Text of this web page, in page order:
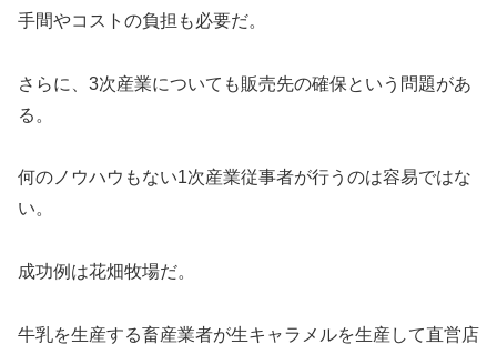
手間やコストの負担も必要だ。
さらに、3次産業についても販売先の確保という問題があ
る。
何のノウハウもない1次産業従事者が行うのは容易ではな
い。
成功例は花畑牧場だ。
牛乳を生産する畜産業者が生キャラメルを生産して直営店